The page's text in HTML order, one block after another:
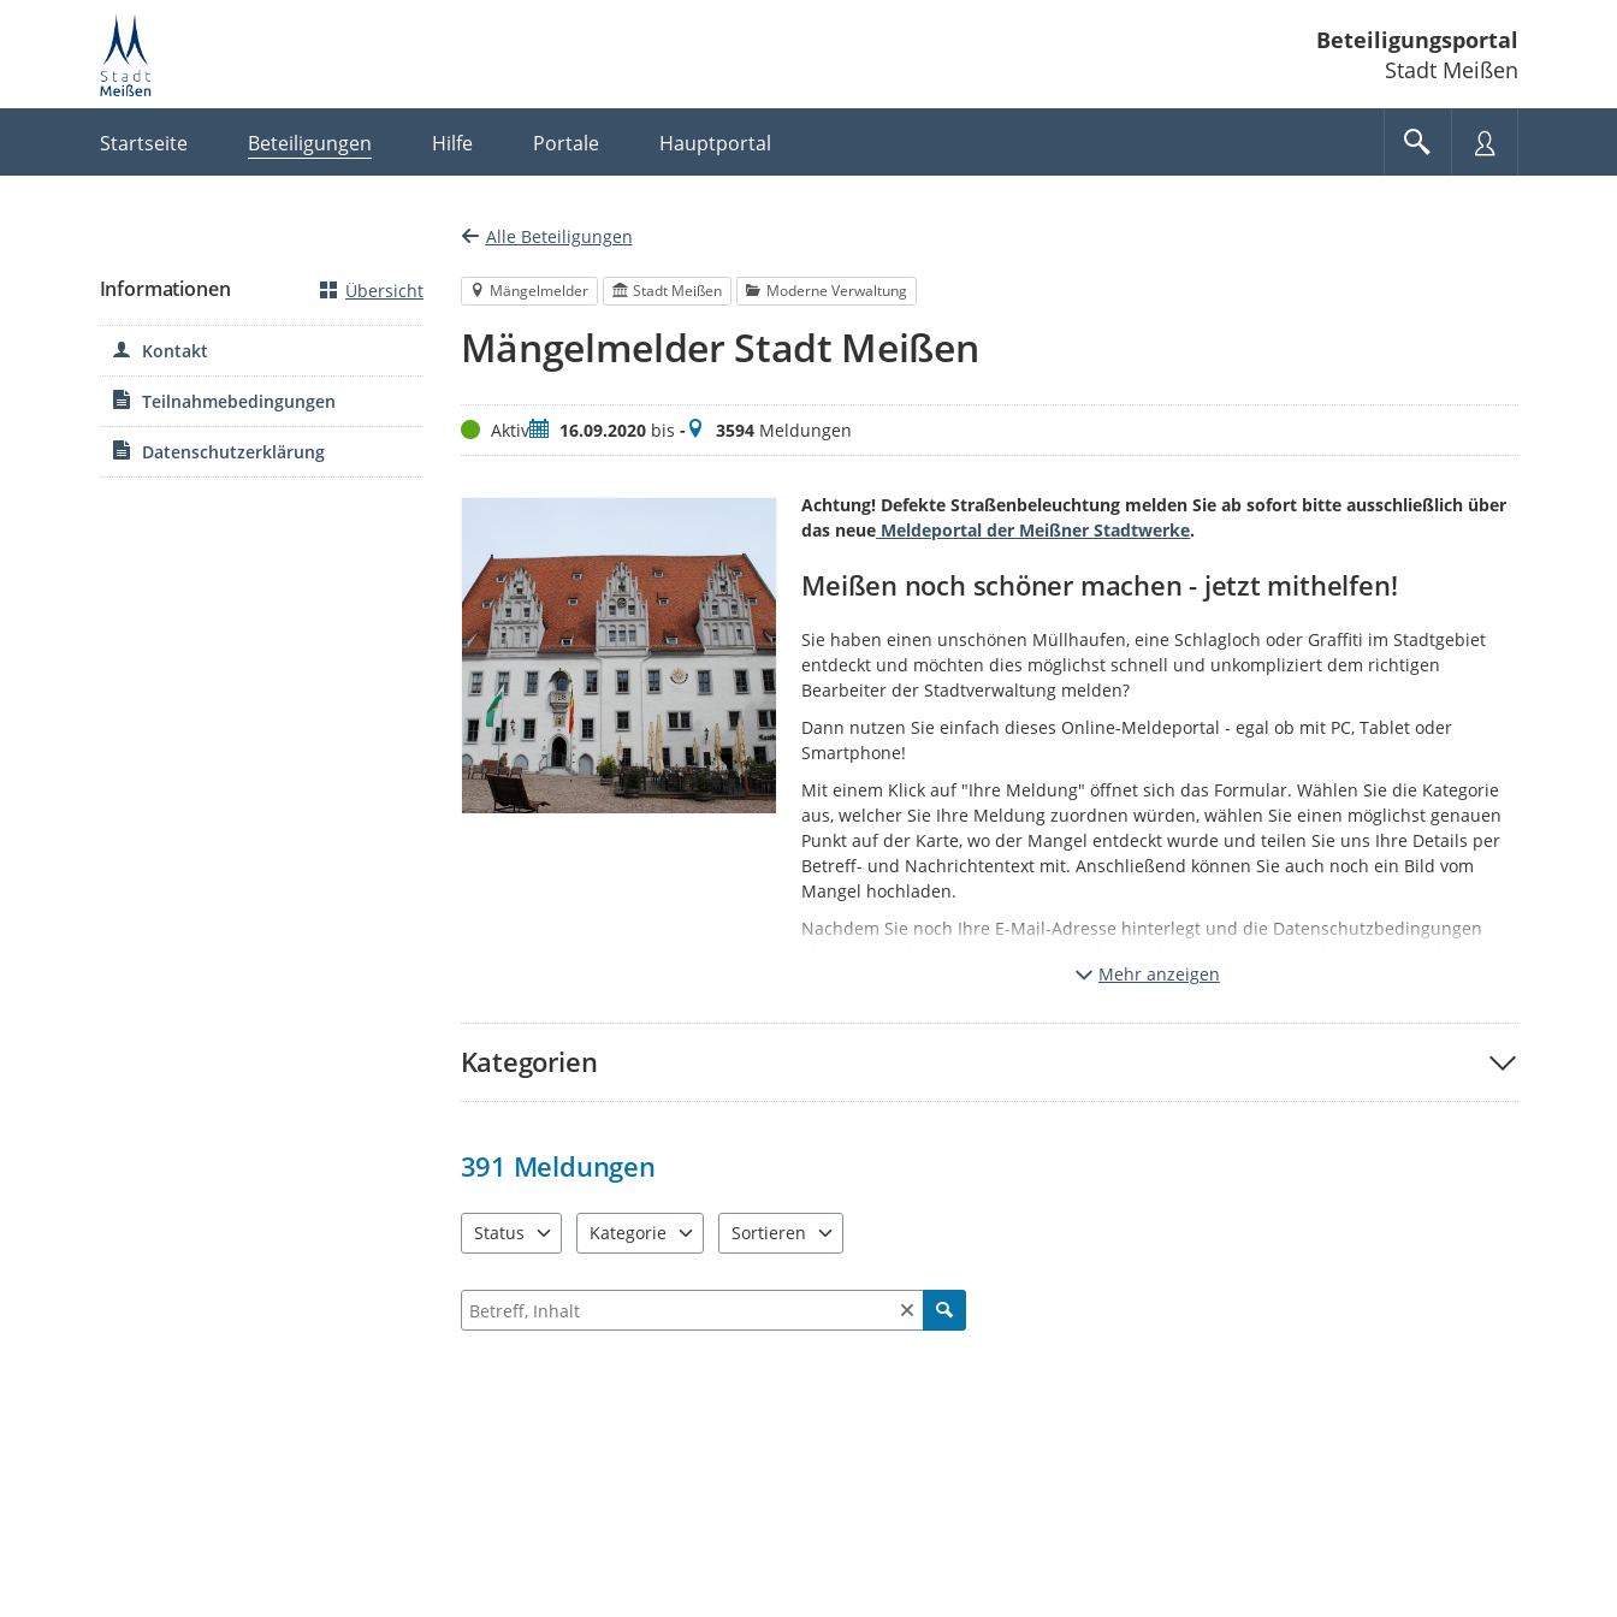
Beteiligungsportal
Stadt Meißen
Startseite Beteiligungen Hilfe Portale Hauptportal
Alle Beteiligungen
Mängelmelder Stadt Meißen Moderne Verwaltung
Mängelmelder Stadt Meißen
StatusAktivZeitraum
16.09.2020bis -Meldungen
3594Meldungen
Achtung! Defekte Straßenbeleuchtung melden Sie ab sofort bitte ausschließlich über
das neue Meldeportal der Meißner Stadtwerke.
Meißen noch schöner machen - jetzt mithelfen!
Sie haben einen unschönen Müllhaufen, eine Schlagloch oder Graffiti im Stadtgebiet
entdeckt und möchten dies möglichst schnell und unkompliziert dem richtigen
Bearbeiter der Stadtverwaltung melden?
Dann nutzen Sie einfach dieses Online-Meldeportal - egal ob mit PC, Tablet oder
Smartphone!
Mit einem Klick auf "Ihre Meldung" öffnet sich das Formular. Wählen Sie die Kategorie
aus, welcher Sie Ihre Meldung zuordnen würden, wählen Sie einen möglichst genauen
Punkt auf der Karte, wo der Mangel entdeckt wurde und teilen Sie uns Ihre Details per
Betreff- und Nachrichtentext mit. Anschließend können Sie auch noch ein Bild vom
Mangel hochladen.
Nachdem Sie noch Ihre E-Mail-Adresse hinterlegt und die Datenschutzbedingungen
schnellstmöglich der Bearbeitung Ihrer Meldung annehmen.
Wir behalten uns vor, beleidigende, nicht der Sache dienende Meldungen zu schließen.
Mehr anzeigen
Kategorien
391 Meldungen
Status
Kategorie
Sortieren
Suche nach Meldungen und Kommentaren
Informationen Übersicht
Kontakt
Teilnahmebedingungen
Datenschutzerklärung